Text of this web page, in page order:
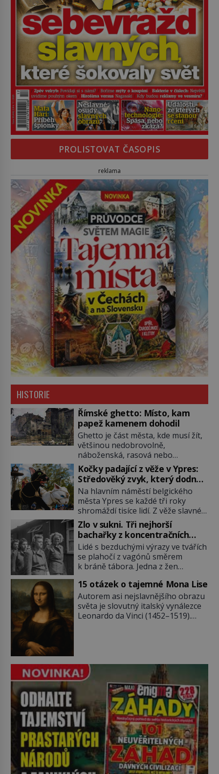
PROLISTOVAT ČASOPIS
reklama
HISTORIE
Římské ghetto: Místo, kam
papež kamenem dohodil
Ghetto je část města, kde musí žít,
většinou nedobrovolně,
náboženská, rasová nebo
národnostní menšina obyvatel.
Bohaté historické zkušenosti mají s
takovým životem Židé. Už od
středověku jsou totiž v každou
chvíli nuceni v nějakém žít. Mezi ty
nejslavnější patří i římské ghetto
založené v roce 1555. Pokud jde o
vztah k Židům, nemá se Řím čím
chlubit. […]
Kočky padající z věže v Ypres:
Středověký zvyk, který dodnes
budí rozpaky
Na hlavním náměstí belgického
města Ypres se každé tři roky
shromáždí tisíce lidí. Z věže slavné
tržnice létají do davu kočky, diváci
jásají a snaží se je chytit. Naštěstí
už nejde o živá zvířata, ale jenom o
plyšové suvenýry. Kdysi to ale bylo
jinak. Tato veselá podívaná
připomíná jeden z nejpodivnějších
a zároveň nejkrutějších zvyků […]
Zlo v sukni. Tři nejhorší
bachařky z koncentračních
táborů
Lidé s bezduchými výrazy ve tvářích
se plahočí z vagónů směrem
k bráně tábora. Jedna z žen
jejich oči se setkají. Místo soucitu
však přichází gesto, které
nebožačku posílá rovnou do
plynové komory. Jména jako Rudolf
15 otázek o tajemné Mona Lise
Autorem asi nejslavnějšího obrazu
světa je slovutný italský vynálezce
Leonardo da Vinci (1452–1519).
pověsil Napoleon? Samotný císař
Napoleon Bonaparte (1769–1821)
má pro malbu slabost, a tak si ji
ještě jako první konzul přemístí do
své ložnice v Tuilerisjkém […]